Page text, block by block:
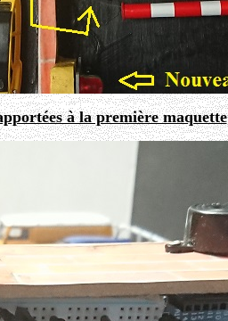
à la première maquette